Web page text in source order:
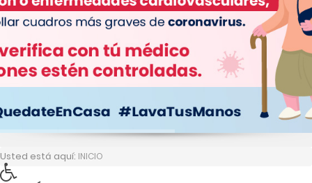
Usted está aquí: INICIO